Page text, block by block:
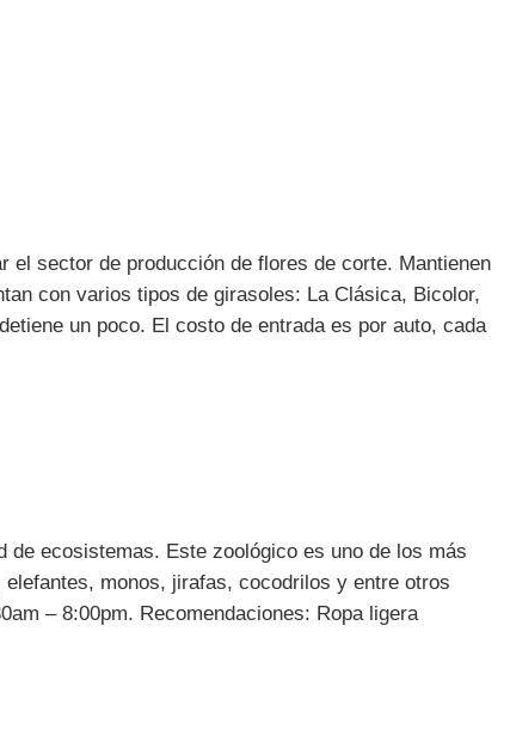
el sector de producción de flores de corte. Mantienen
con varios tipos de girasoles: La Clásica, Bicolor,
un poco. El costo de entrada es por auto, cada
ecosistemas. Este zoológico es uno de los más
monos, jirafas, cocodrilos y entre otros
– 8:00pm. Recomendaciones: Ropa ligera